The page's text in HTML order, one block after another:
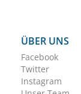
ÜBER UNS
Facebook
Twitter
Instagram